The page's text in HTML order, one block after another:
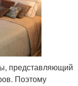
представляющий
Поэтому